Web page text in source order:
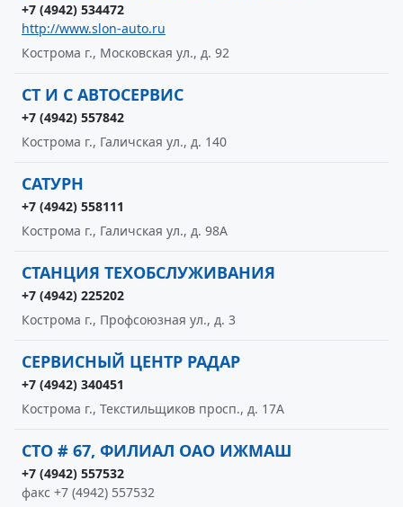
+7 (4942) 534472
http://www.slon-auto.ru
Кострома г., Московская ул., д. 92
СТ И С АВТОСЕРВИС
+7 (4942) 557842
Кострома г., Галичская ул., д. 140
САТУРН
+7 (4942) 558111
Кострома г., Галичская ул., д. 98А
СТАНЦИЯ ТЕХОБСЛУЖИВАНИЯ
+7 (4942) 225202
Кострома г., Профсоюзная ул., д. 3
СЕРВИСНЫЙ ЦЕНТР РАДАР
+7 (4942) 340451
Кострома г., Текстильщиков просп., д. 17А
СТО # 67, ФИЛИАЛ ОАО ИЖМАШ
+7 (4942) 557532
факс +7 (4942) 557532